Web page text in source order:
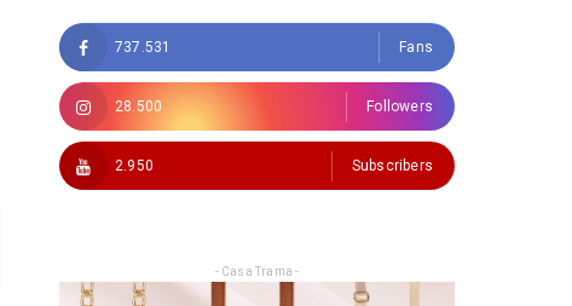
737.531 Fans
28.500 Followers
2.950 Subscribers
- Casa Trama -